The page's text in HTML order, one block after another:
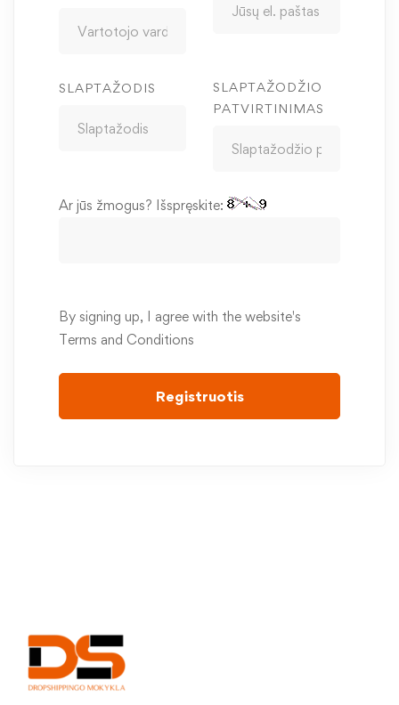
SLAPTAŽODIS
SLAPTAŽODŽIO
PATVIRTINIMAS
Ar jūs žmogus? Išspręskite:
By signing up, I agree with the website's
Terms and Conditions
Registruotis